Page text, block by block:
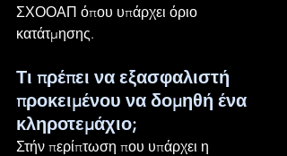
ΣΧΟΟΑΠ όπου υπάρχει όριο
κατάτμησης.
Τι πρέπει να εξασφαλιστή
προκειμένου να δομηθή ένα
κληροτεμάχιο;
Στήν περίπτωση που υπάρχει η